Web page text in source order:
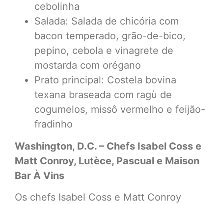
cebolinha
Salada: Salada de chicória com
bacon temperado, grão-de-bico,
pepino, cebola e vinagrete de
mostarda com orégano
Prato principal: Costela bovina
texana braseada com ragù de
cogumelos, missô vermelho e feijão-
fradinho
Washington, D.C. – Chefs Isabel Coss e
Matt Conroy, Lutèce, Pascual e Maison
Bar À Vins
Os chefs Isabel Coss e Matt Conroy